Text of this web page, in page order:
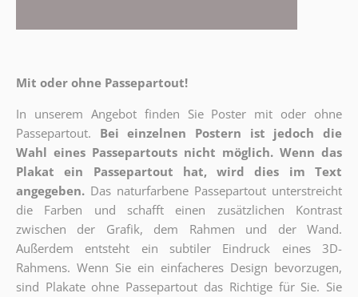
Mit oder ohne Passepartout!
In unserem Angebot finden Sie Poster mit oder ohne
Passepartout.
Bei einzelnen Postern ist jedoch die
Wahl eines Passepartouts nicht möglich. Wenn das
Plakat ein Passepartout hat, wird dies im Text
angegeben. Das naturfarbene Passepartout unterstreicht
die Farben und schafft einen zusätzlichen Kontrast
zwischen der Grafik, dem Rahmen und der Wand.
Außerdem entsteht ein subtiler Eindruck eines 3D-
Rahmens. Wenn Sie ein einfacheres Design bevorzugen,
sind Plakate ohne Passepartout das Richtige für Sie. Sie